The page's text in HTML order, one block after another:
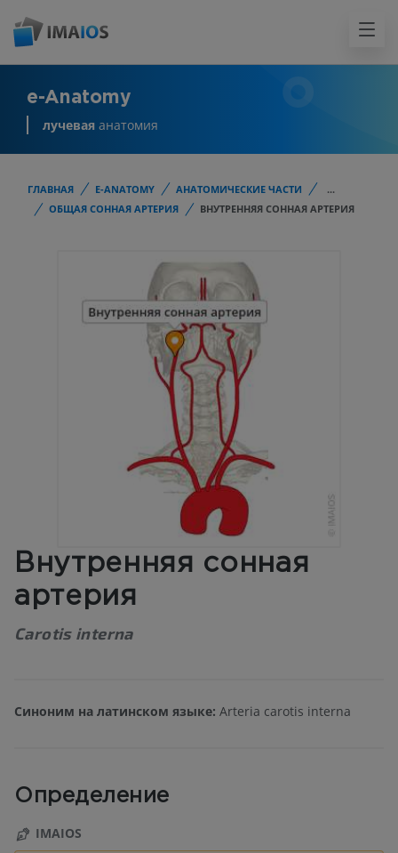
e-Anatomy
лучевая анатомия
ГЛАВНАЯ E-ANATOMY АНАТОМИЧЕСКИЕ ЧАСТИ
...
ОБЩАЯ СОННАЯ АРТЕРИЯ
ВНУТРЕННЯЯ СОННАЯ АРТЕРИЯ
Внутренняя сонная
артерия
Carotis interna
Синоним на латинском языке: Arteria carotis interna
Определение
IMAIOS